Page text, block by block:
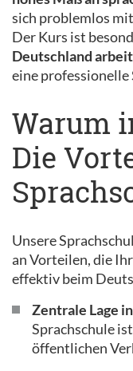
sich problemlos
Der Kurs ist
Deutschland
eine professionelle
Warum
Die
Unsere
an Vorteilen, die
effektiv beim
Zentrale Lage
Sprachschule
öffentlichen